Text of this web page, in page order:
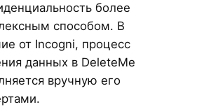
более
способом. В
от Incogni, процесс
данных в DeleteMe
вручную его